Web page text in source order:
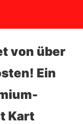
von über
Ein
Kart